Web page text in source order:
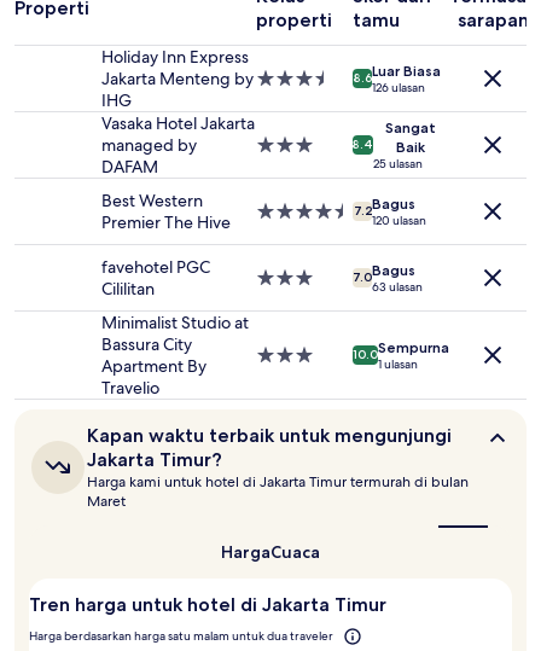
untuk
dan
ketersediaan
berubah
Ketentuan
berlaku.
Properti
properti
tamu
sarapan
Holiday Inn Express
Jakarta Menteng by
IHG
Properti
8.6Luar Biasa
126 ulasan
Vasaka Hotel Jakarta
managed by
DAFAM
Properti
8.4
Sangat
Baik
25 ulasan
Best Western
Premier The Hive
Properti
7.2Bagus
120 ulasan
favehotel PGC
Cililitan
Properti
7.0Bagus
63 ulasan
Minimalist Studio at
Bassura City
Apartment By
Travelio
Properti
3.0
10.0Sempurna
1 ulasan
Kapan
waktu
terbaik
untuk
mengunjungi
Kapan waktu terbaik untuk mengunjungi
Jakarta Timur?
Harga kami untuk hotel di Jakarta Timur termurah di bulan
Maret
HargaCuaca
Tren harga untuk hotel di Jakarta Timur
Harga berdasarkan harga satu malam untuk dua traveler